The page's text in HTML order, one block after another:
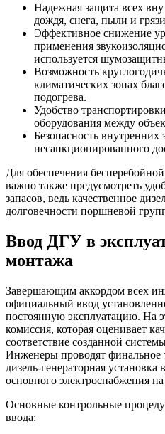
Надежная защита всех
дождя, снега, пыли и
Эффективное снижение
применения
используется
Возможность
климатических зонах
подогрева.
Удобство
оборудования между
Безопасность
несанкционированного
Для обеспечения
важно также предусмотреть
запасов, ведь качественное
долговечности поршневой
Ввод ДГУ в
монтажа
Завершающим аккордом всех
официальный ввод
постоянную эксплуатацию. На
комиссия, которая оценивает
соответствие созданной
Инженеры проводят финальное
дизель-генераторная установка
основного электроснабжения
Основные контрольные
ввода: